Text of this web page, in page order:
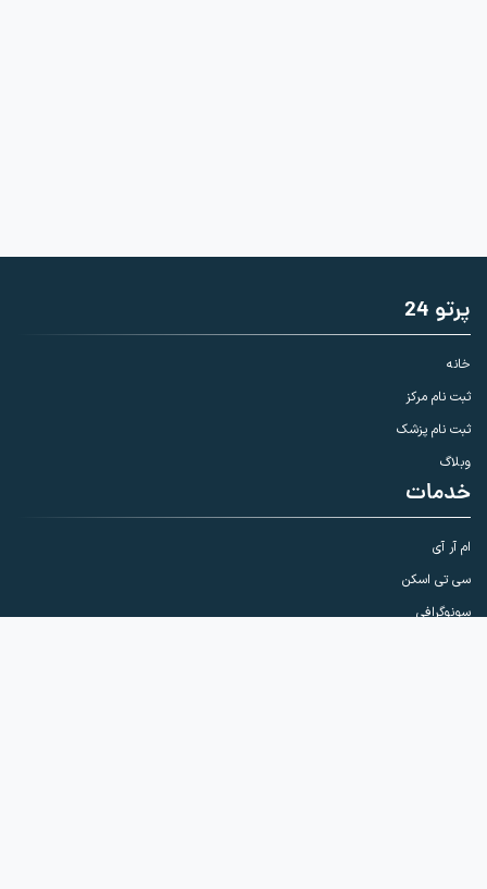
پرتو 24
خانه
ثبت نام مرکز
ثبت نام پزشک
وبلاگ
خدمات
ام آر آی
سی تی اسکن
سونوگرافی